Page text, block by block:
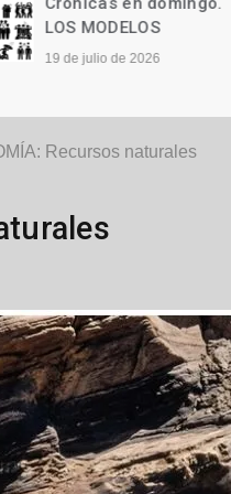
LOS MODELOS
19 de julio de 2026
Recursos naturales